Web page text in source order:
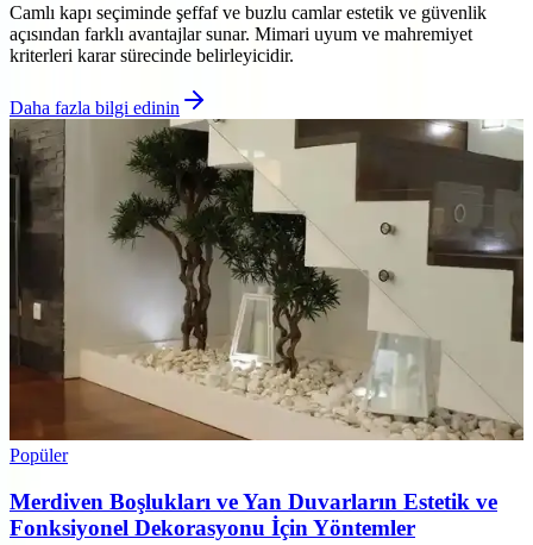
Camlı kapı seçiminde şeffaf ve buzlu camlar estetik ve güvenlik
açısından farklı avantajlar sunar. Mimari uyum ve mahremiyet
kriterleri karar sürecinde belirleyicidir.
Daha fazla bilgi edinin
Popüler
Merdiven Boşlukları ve Yan Duvarların Estetik ve
Fonksiyonel Dekorasyonu İçin Yöntemler